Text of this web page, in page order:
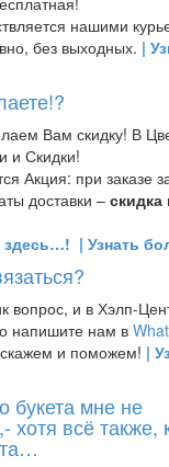
нашими
без выходных. |
Вам скидку! В
и Скидки!
Акция: при заказе
доставки – скидка
здесь…! | Узнать
вопрос, и в Хэлп-
напишите нам в
и поможем! |
букета мне не
хотя всё также,